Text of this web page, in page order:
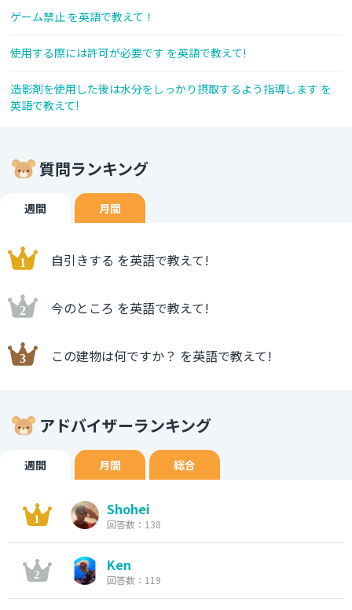
ゲーム禁止 を英語で教えて！
使用する際には許可が必要です を英語で教えて!
造影剤を使用した後は水分をしっかり摂取するよう指導します を
英語で教えて!
質問ランキング
週間 月間
自引きする を英語で教えて!
今のところ を英語で教えて!
この建物は何ですか？ を英語で教えて!
アドバイザーランキング
週間 月間 総合
Shohei
回答数：138
Ken
回答数：119